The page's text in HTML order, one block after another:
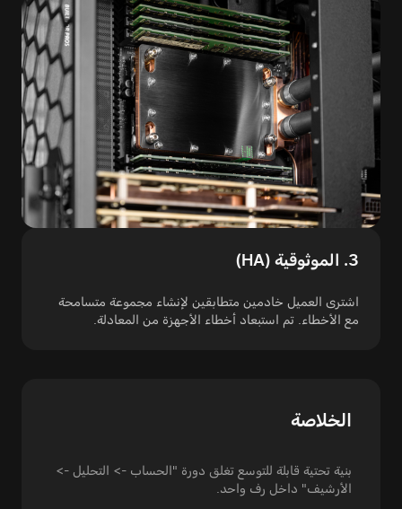
3. الموثوقية (HA)
اشترى العميل خادمين متطابقين لإنشاء مجموعة متسامحة
مع الأخطاء. تم استبعاد أخطاء الأجهزة من المعادلة.
الخلاصة
بنية تحتية قابلة للتوسع تغلق دورة "الحساب -> التحليل ->
الأرشيف" داخل رف واحد.